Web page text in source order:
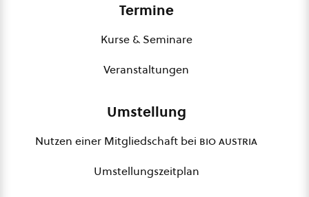
Termine
Kurse & Seminare
Veranstaltungen
Umstellung
Nutzen einer Mitgliedschaft bei bio austria
Umstellungszeitplan